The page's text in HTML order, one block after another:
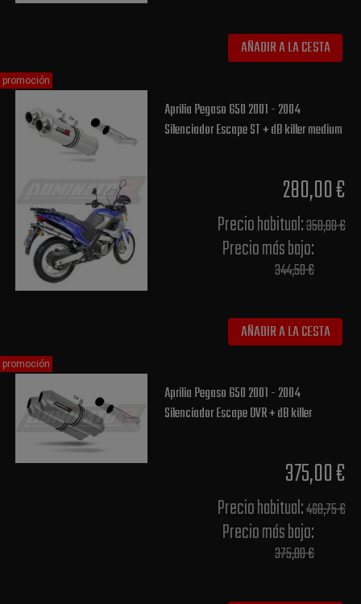
AÑADIR A LA CESTA
Aprilia Pegaso 650 2001 - 2004
Silenciador Escape ST + dB killer medium
280,00 €
Precio habitual​:350,00 €
Precio más bajo​:
344,50 €
AÑADIR A LA CESTA
promoción
Aprilia Pegaso 650 2001 - 2004
Silenciador Escape OVR + dB killer
375,00 €
Precio habitual​:468,75 €
Precio más bajo​:
375,00 €
promoción